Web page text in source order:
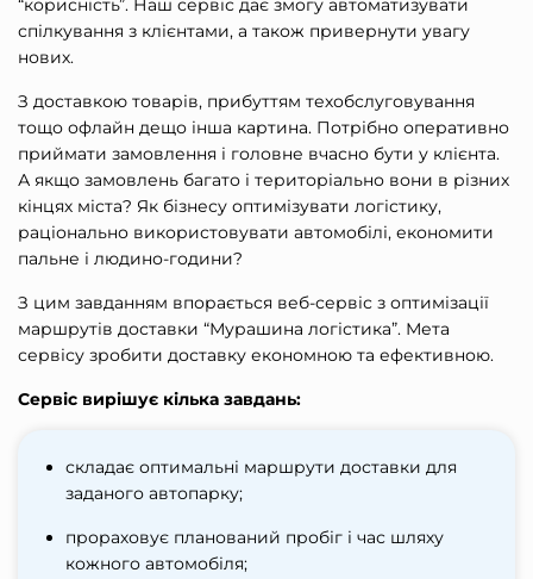
“корисність”. Наш сервіс дає змогу автоматизувати
спілкування з клієнтами, а також привернути увагу
нових.
З доставкою товарів, прибуттям техобслуговування
тощо офлайн дещо інша картина. Потрібно оперативно
приймати замовлення і головне вчасно бути у клієнта.
А якщо замовлень багато і територіально вони в різних
кінцях міста? Як бізнесу оптимізувати логістику,
раціонально використовувати автомобілі, економити
пальне і людино-години?
З цим завданням впорається веб-сервіс з оптимізації
маршрутів доставки “Мурашина логістика”. Мета
сервісу зробити доставку економною та ефективною.
Сервіс вирішує кілька завдань:
складає оптимальні маршрути доставки для
заданого автопарку;
прораховує планований пробіг і час шляху
кожного автомобіля;